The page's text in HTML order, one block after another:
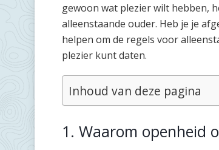
gewoon wat plezier wilt hebben,
alleenstaande ouder. Heb je je
helpen om de regels voor
plezier kunt daten.
Inhoud van deze pagina
1. Waarom openheid